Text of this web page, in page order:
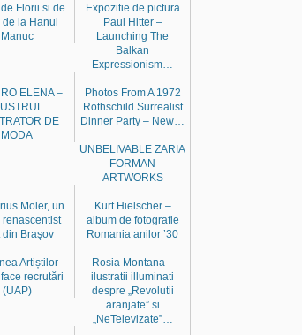
Florii si de
de la Hanul
Manuc
Expozitie de pictura
Paul Hitter –
Launching The
Balkan
Expressionism…
ELENA –
DE
MODA
Photos From A 1972
Rothschild Surrealist
Dinner Party – New…
UNBELIVABLE ZARIA
FORMAN
ARTWORKS
Moler, un
renascentist
din Braşov
Kurt Hielscher –
album de fotografie
Romania anilor ’30
Artiștilor
recrutări
(UAP)
Rosia Montana –
ilustratii illuminati
despre „Revolutii
aranjate” si
„NeTelevizate”…